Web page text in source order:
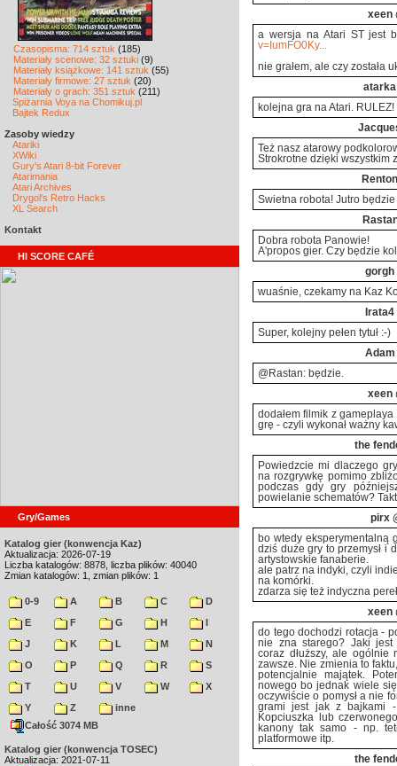
Czasopisma: 714 sztuk (185)
Materiały scenowe: 32 sztuki (9)
Materiały książkowe: 141 sztuk (55)
Materiały firmowe: 27 sztuk (20)
Materiały o grach: 351 sztuk (211)
Spiżarnia Voya na Chomikuj.pl
Bajtek Redux
Zasoby wiedzy
Atariki
XWiki
Gury's Atari 8-bit Forever
Atarimania
Atari Archives
Drygol's Retro Hacks
XL Search
Kontakt
HI SCORE CAFÉ
Gry/Games
Katalog gier (konwencja Kaz)
Aktualizacja: 2026-07-19
Liczba katalogów: 8878, liczba plików: 40040
Zmian katalogów: 1, zmian plików: 1
0-9 A B C
D
E
F G H
I
J
K L M
N
O
P Q R
S
T
U V W
X
Y
Z
inne
Całość 3074 MB
Katalog gier (konwencja TOSEC)
Aktualizacja: 2021-07-11
xeen
a wersja na Atari ST jest
v=IumFO0Ky...
nie grałem, ale czy została
atarka
kolejna gra na Atari. RULEZ!
Też nasz atarowy
Strokrotne dzięki wszystkim
Renton
Świetna robota! Jutro
Dobra robota Panowie!
A'propos gier. Czy będzie
gorgh
wuaśnie, czekamy na Kaz
Irata4
Super, kolejny pełen tytuł :-)
Adam
@Rastan: będzie.
xeen
dodałem filmik z
grę - czyli wykonał ważny
the
Powiedzcie mi dlaczego
na rozgrywkę pomimo
podczas gdy gry
powielanie schematów?
pirx
bo wtedy eksperymentalną
dziś duże gry to przemysł i
artystowskie fanaberie.
ale patrz na indyki, czyli
na komórki.
zdarza się też indyczna
xeen
do tego dochodzi rotacja -
nie zna starego? Jaki jest
coraz dłuższy, ale ogólnie
zawsze. Nie zmienia to
potencjalnie majątek.
nowego bo jednak wiele
oczywiście o pomysł a nie
grami jest jak z bajkami
Kopciuszka lub
kanony tak samo - np.
platformowe itp.
the